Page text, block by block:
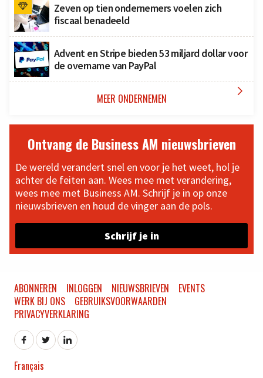
Zeven op tien ondernemers voelen zich
fiscaal benadeeld
Advent en Stripe bieden 53 miljard dollar voor
de overname van PayPal
MEER ONDERNEMEN 
Ontvang de Business AM nieuwsbrieven
De wereld verandert snel en voor je het weet, hol je
achter de feiten aan. Wees mee met verandering,
wees mee met Business AM. Schrijf je in op onze
nieuwsbrieven en houd de vinger aan de pols.
Schrijf je in
ABONNEREN INLOGGEN NIEUWSBRIEVEN
EVENTS
WERK BIJ ONS
GEBRUIKSVOORWAARDEN
PRIVACYVERKLARING
Français